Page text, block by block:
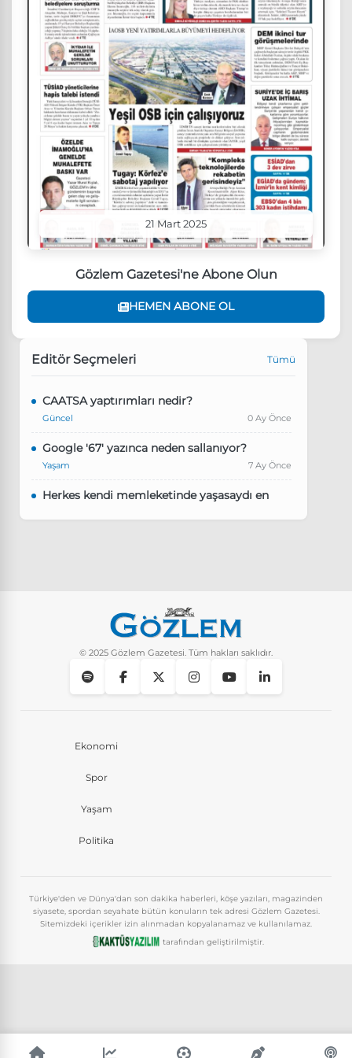
21 Mart 2025
Gözlem Gazetesi'ne Abone Olun
HEMEN ABONE OL
Editör Seçmeleri Tümü
CAATSA yaptırımları nedir?
Güncel 0 Ay Önce
Google '67' yazınca neden sallanıyor?
Yaşam 7 Ay Önce
Herkes kendi memleketinde yaşasaydı en
Instagram’da keşfet nasıl temizlenir?
© 2025 Gözlem Gazetesi. Tüm hakları saklıdır.
Ekonomi
Spor
Yaşam
Politika
Türkiye'den ve Dünya'dan son dakika haberleri, köşe yazıları, magazinden
siyasete, spordan seyahate bütün konuların tek adresi Gözlem Gazetesi.
Sitemizdeki içerikler izin alınmadan kopyalanamaz ve kullanılamaz.
tarafından geliştirilmiştir.